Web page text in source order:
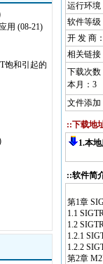
用 (08-21)
饱和引起的
运行环境
软件等
开 发 商
相关链
下载次数
本月： 3
文件添
::下载地
1.本
::软件简
第1章
1.1
1.2
1.2.1
1.2.2
第2章